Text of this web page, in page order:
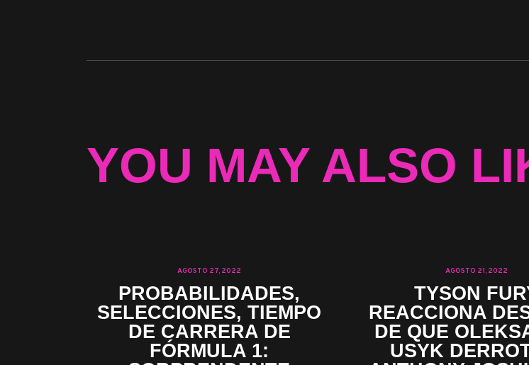
YOU MAY ALSO
AGOSTO 27, 2022
PROBABILIDADES,
SELECCIONES, TIEMPO
DE CARRERA DE
FÓRMULA 1:
AGOSTO 21, 2022
TYSON
REACCIONA
DE QUE
USYK